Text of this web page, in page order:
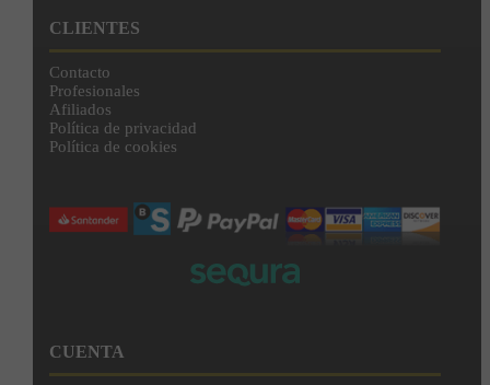
CLIENTES
Contacto
Profesionales
Afiliados
Política de privacidad
Política de cookies
CUENTA